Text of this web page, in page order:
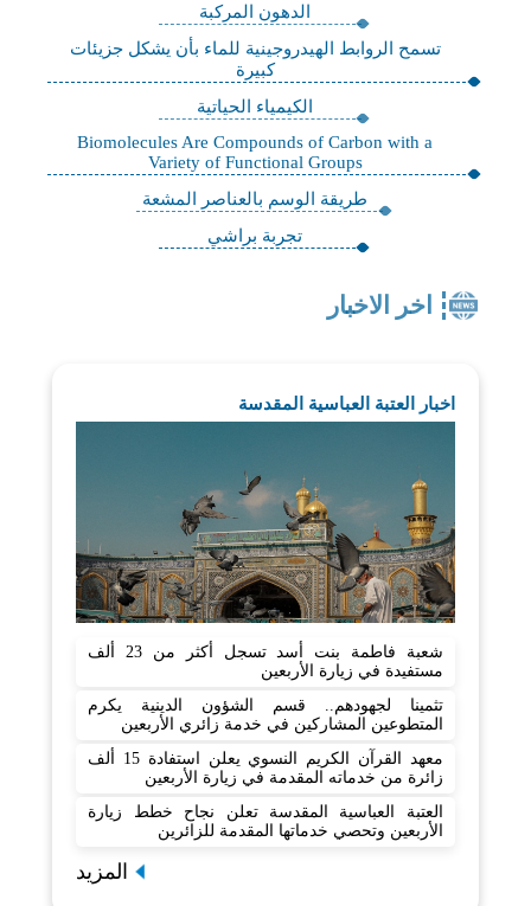
الدهون المركبة
تسمح الروابط الهيدروجينية للماء بأن يشكل جزيئات
كبيرة
الكيمياء الحياتية
Biomolecules Are Compounds of Carbon with a
Variety of Functional Groups
طريقة الوسم بالعناصر المشعة
تجربة براشي
اخر الاخبار
اخبار العتبة العباسية المقدسة
شعبة فاطمة بنت أسد تسجل أكثر من 23 ألف
مستفيدة في زيارة الأربعين
تثمينا لجهودهم.. قسم الشؤون الدينية يكرم
المتطوعين المشاركين في خدمة زائري الأربعين
معهد القرآن الكريم النسوي يعلن استفادة 15 ألف
زائرة من خدماته المقدمة في زيارة الأربعين
العتبة العباسية المقدسة تعلن نجاح خطط زيارة
الأربعين وتحصي خدماتها المقدمة للزائرين
المزيد